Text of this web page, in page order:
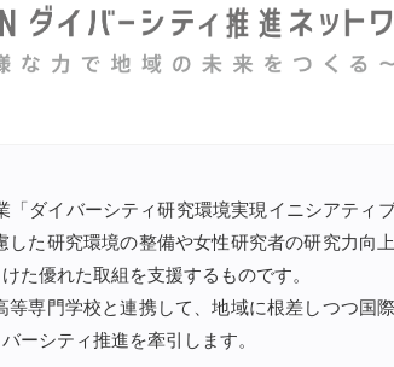
ダイバーシティ研究環境実現イニシアティ
た研究環境の整備や女性研究者の研究力向
た優れた取組を支援するものです。
専門学校と連携して、地域に根差しつつ国
ーシティ推進を牽引します。